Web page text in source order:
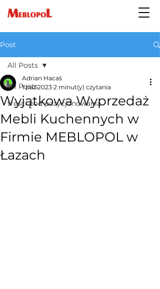
Post
All Posts
treści pod pozycjonowania
All Posts
Wyjątkowa Wyprzedaż
Mebli Kuchennych w
Firmie MEBLOPOL w
Łazach
Adrian Hacaś
1 paź 2023 2 minut(y) czytania